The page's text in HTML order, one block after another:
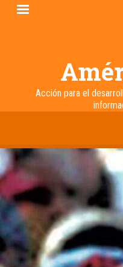
Pasar
Acción para el